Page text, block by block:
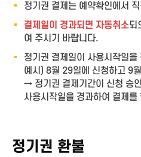
정기권 결제는 예약확인에서
결제일이 경과되면 자동취소되
여 주시기 바랍니다.
정기권 결제일이 사용시작일
예시) 8월 29일에 신청하고 9
→ 정기권 결제기간이 신청 승
사용시작일을 경과하여 결제를
정기권 환불